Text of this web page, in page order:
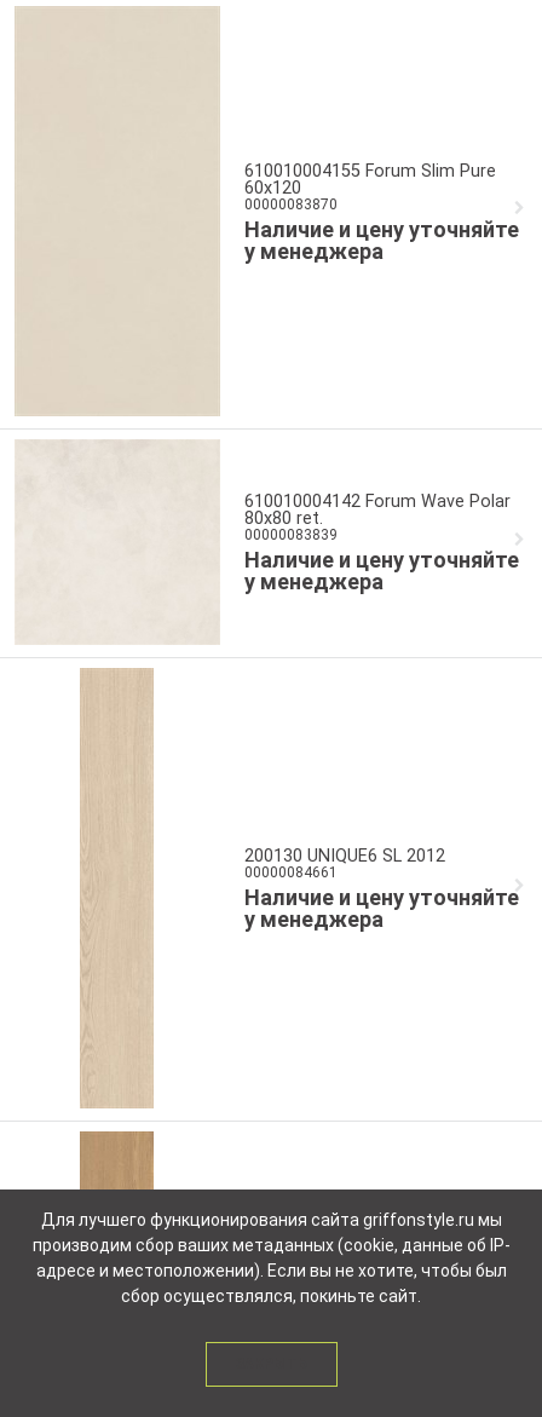
610010004155 Forum Slim Pure
60x120
00000083870
Наличие и цену уточняйте
у менеджера
610010004142 Forum Wave Polar
80x80 ret.
00000083839
Наличие и цену уточняйте
у менеджера
200130 UNIQUE6 SL 2012
00000084661
Наличие и цену уточняйте
у менеджера
у менеджера
Для лучшего функционирования сайта griffonstyle.ru мы
производим сбор ваших метаданных (cookie, данные об IP-
адресе и местоположении). Если вы не хотите, чтобы был
сбор осуществлялся, покиньте сайт.